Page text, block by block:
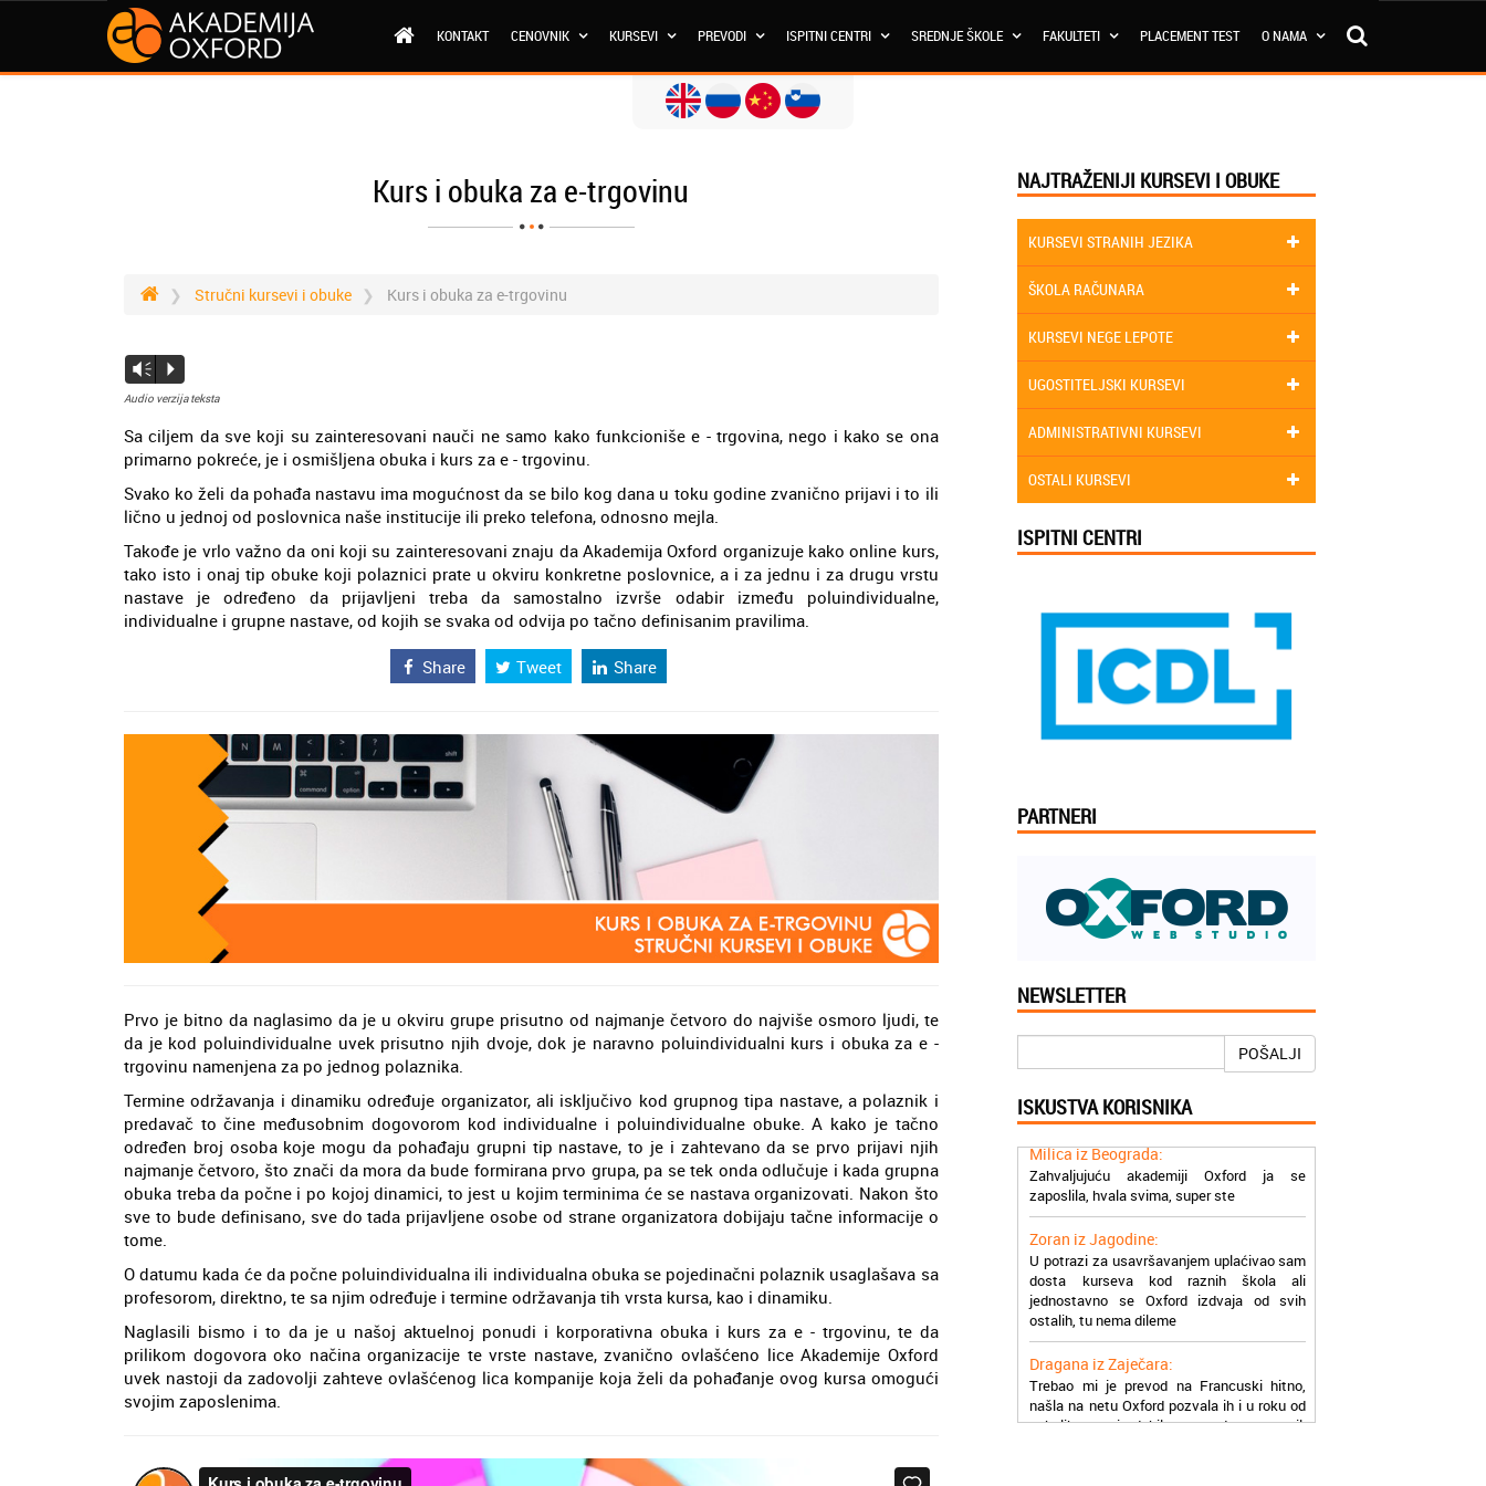
KONTAKT CENOVNIK KURSEVI PREVODI ISPITNI CENTRI SREDNJE ŠKOLE FAKULTETI PLACEMENT TEST O NAMA
Kurs i obuka za e-trgovinu
Stručni kursevi i obuke Kurs i obuka za e-trgovinu
Vm
P
Audio verzija teksta
Sa ciljem da sve koji su zainteresovani nauči ne samo kako funkcioniše e - trgovina, nego i kako se ona
primarno pokreće, je i osmišljena obuka i kurs za e - trgovinu.
Svako ko želi da pohađa nastavu ima mogućnost da se bilo kog dana u toku godine zvanično prijavi i to ili
lično u jednoj od poslovnica naše institucije ili preko telefona, odnosno mejla.
Takođe je vrlo važno da oni koji su zainteresovani znaju da Akademija Oxford organizuje kako online kurs,
tako isto i onaj tip obuke koji polaznici prate u okviru konkretne poslovnice, a i za jednu i za drugu vrstu
nastave je određeno da prijavljeni treba da samostalno izvrše odabir između poluindividualne,
individualne i grupne nastave, od kojih se svaka od odvija po tačno definisanim pravilima.
Share Tweet Share
Prvo je bitno da naglasimo da je u okviru grupe prisutno od najmanje četvoro do najviše osmoro ljudi, te
da je kod poluindividualne uvek prisutno njih dvoje, dok je naravno poluindividualni kurs i obuka za e -
trgovinu namenjena za po jednog polaznika.
Termine održavanja i dinamiku određuje organizator, ali isključivo kod grupnog tipa nastave, a polaznik i
predavač to čine međusobnim dogovorom kod individualne i poluindividualne obuke. A kako je tačno
određen broj osoba koje mogu da pohađaju grupni tip nastave, to je i zahtevano da se prvo prijavi njih
najmanje četvoro, što znači da mora da bude formirana prvo grupa, pa se tek onda odlučuje i kada grupna
obuka treba da počne i po kojoj dinamici, to jest u kojim terminima će se nastava organizovati. Nakon što
sve to bude definisano, sve do tada prijavljene osobe od strane organizatora dobijaju tačne informacije o
tome.
O datumu kada će da počne poluindividualna ili individualna obuka se pojedinačni polaznik usaglašava sa
profesorom, direktno, te sa njim određuje i termine održavanja tih vrsta kursa, kao i dinamiku.
Naglasili bismo i to da je u našoj aktuelnoj ponudi i korporativna obuka i kurs za e - trgovinu, te da
prilikom dogovora oko načina organizacije te vrste nastave, zvanično ovlašćeno lice Akademije Oxford
uvek nastoji da zadovolji zahteve ovlašćenog lica kompanije koja želi da pohađanje ovog kursa omogući
svojim zaposlenima.
NAJTRAŽENIJI KURSEVI I OBUKE
KURSEVI STRANIH JEZIKA
ŠKOLA RAČUNARA
KURSEVI NEGE LEPOTE
UGOSTITELJSKI KURSEVI
ADMINISTRATIVNI KURSEVI
OSTALI KURSEVI
ISPITNI CENTRI
PARTNERI
NEWSLETTER
POŠALJI
ISKUSTVA KORISNIKA
Jelena iz Niša:
Akademiji Oxford u Nišu jer su stvarno
profesionalni i prenose znanje na odličan
Milica iz Beograda:
Zahvaljujuću akademiji Oxford ja se
zaposlila, hvala svima, super ste
Zoran iz Jagodine:
U potrazi za usavršavanjem uplaćivao sam
dosta kurseva kod raznih škola ali
jednostavno se Oxford izdvaja od svih
ostalih, tu nema dileme
Dragana iz Zaječara:
Trebao mi je prevod na Francuski hitno,
našla na netu Oxford pozvala ih i u roku od
nekoliko sati dobila prevod na email,
stvarno su super